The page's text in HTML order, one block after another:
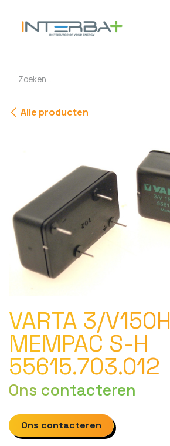
Alle producten
VARTA 3/V150H
MEMPAC S-H
55615.703.012
Ons contacteren
Ons contacteren